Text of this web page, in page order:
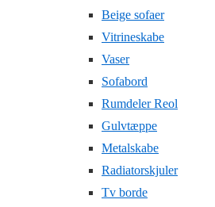
Beige sofaer
Vitrineskabe
Vaser
Sofabord
Rumdeler Reol
Gulvtæppe
Metalskabe
Radiatorskjuler
Tv borde